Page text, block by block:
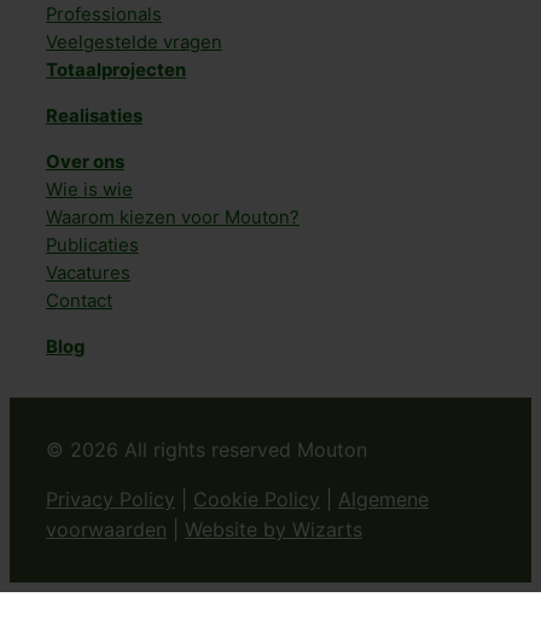
Professionals
Veelgestelde vragen
Totaalprojecten
Realisaties
Over ons
Wie is wie
Waarom kiezen voor Mouton?
Publicaties
Vacatures
Contact
Blog
© 2026 All rights reserved Mouton
Privacy Policy Cookie Policy
Algemene
voorwaarden
Website by Wizarts